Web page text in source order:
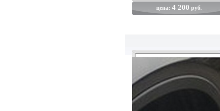
цена: 4 200 руб.